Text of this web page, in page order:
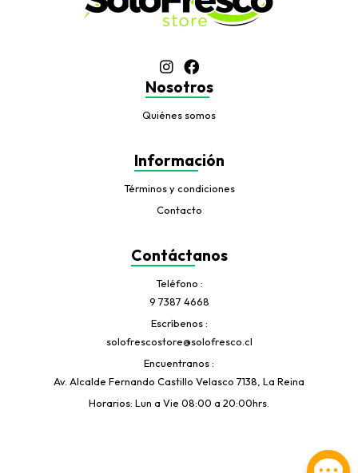
Nosotros
Quiénes somos
Información
Términos y condiciones
Contacto
Contáctanos
Teléfono
9 7387 4668
Escríbenos
solofrescostore@solofresco.cl
Encuentranos
Av. Alcalde Fernando Castillo Velasco 7138, La Reina
Horarios: Lun a Vie 08:00 a 20:00hrs.